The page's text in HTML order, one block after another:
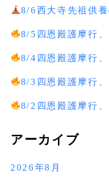
8/6西大寺先祖供
8/5四恩殿護摩行
8/4四恩殿護摩行
8/3四恩殿護摩行
8/2四恩殿護摩行
アーカイブ
2026年8月